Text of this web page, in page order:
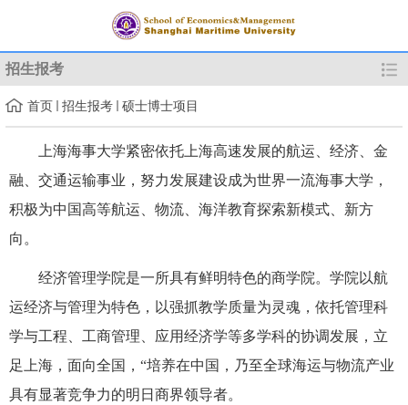
招生报考
首页 招生报考 硕士博士项目
上海海事大学紧密依托上海高速发展的航运、经济、金
融、交通运输事业，努力发展建设成为世界一流海事大学，
积极为中国高等航运、物流、海洋教育探索新模式、新方
向。
经济管理学院是一所具有鲜明特色的商学院。学院以航
运经济与管理为特色，以强抓教学质量为灵魂，依托管理科
学与工程、工商管理、应用经济学等多学科的协调发展，立
足上海，面向全国，“培养在中国，乃至全球海运与物流产业
具有显著竞争力的明日商界领导者。